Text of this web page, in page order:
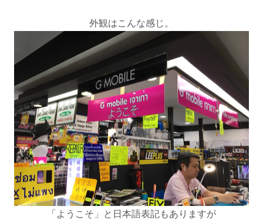
外観はこんな感じ。
「ようこそ」と日本語表記もありますが